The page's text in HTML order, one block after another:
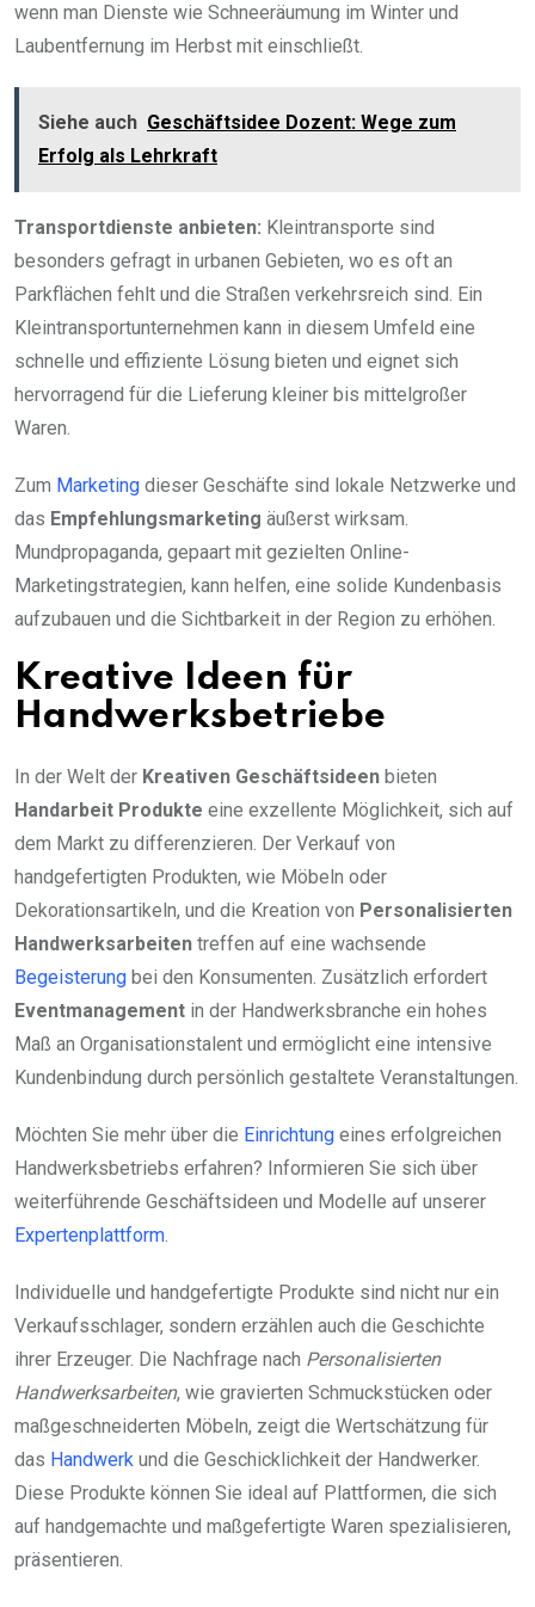
wenn man Dienste wie Schneeräumung im Winter und
Laubentfernung im Herbst mit einschließt.
Siehe auch Geschäftsidee Dozent: Wege zum
Erfolg als Lehrkraft
Transportdienste anbieten: Kleintransporte sind
besonders gefragt in urbanen Gebieten, wo es oft an
Parkflächen fehlt und die Straßen verkehrsreich sind. Ein
Kleintransportunternehmen kann in diesem Umfeld eine
schnelle und effiziente Lösung bieten und eignet sich
hervorragend für die Lieferung kleiner bis mittelgroßer
Waren.
Zum Marketing dieser Geschäfte sind lokale Netzwerke und
das Empfehlungsmarketing äußerst wirksam.
Mundpropaganda, gepaart mit gezielten Online-
Marketingstrategien, kann helfen, eine solide Kundenbasis
aufzubauen und die Sichtbarkeit in der Region zu erhöhen.
Kreative Ideen für
Handwerksbetriebe
In der Welt der Kreativen Geschäftsideen bieten
Handarbeit Produkte eine exzellente Möglichkeit, sich auf
dem Markt zu differenzieren. Der Verkauf von
handgefertigten Produkten, wie Möbeln oder
Dekorationsartikeln, und die Kreation von Personalisierten
Handwerksarbeiten treffen auf eine wachsende
Begeisterung bei den Konsumenten. Zusätzlich erfordert
Eventmanagement in der Handwerksbranche ein hohes
Maß an Organisationstalent und ermöglicht eine intensive
Kundenbindung durch persönlich gestaltete Veranstaltungen.
Möchten Sie mehr über die Einrichtung eines erfolgreichen
Handwerksbetriebs erfahren? Informieren Sie sich über
weiterführende Geschäftsideen und Modelle auf unserer
Expertenplattform.
Individuelle und handgefertigte Produkte sind nicht nur ein
Verkaufsschlager, sondern erzählen auch die Geschichte
ihrer Erzeuger. Die Nachfrage nach Personalisierten
Handwerksarbeiten, wie gravierten Schmuckstücken oder
maßgeschneiderten Möbeln, zeigt die Wertschätzung für
das Handwerk und die Geschicklichkeit der Handwerker.
Diese Produkte können Sie ideal auf Plattformen, die sich
auf handgemachte und maßgefertigte Waren spezialisieren,
präsentieren.